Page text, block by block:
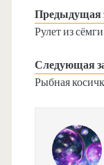
Предыдущая
Рулет из
Следующая
Рыбная